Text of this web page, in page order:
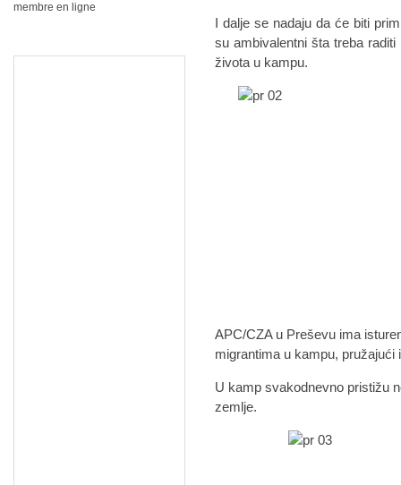
I dalje se nadaju da će biti
su ambivalentni šta treba
života u kampu.
APC/CZA u Preševu ima
migrantima u kampu,
U kamp svakodnevno pristižu
zemlje.
membre en ligne